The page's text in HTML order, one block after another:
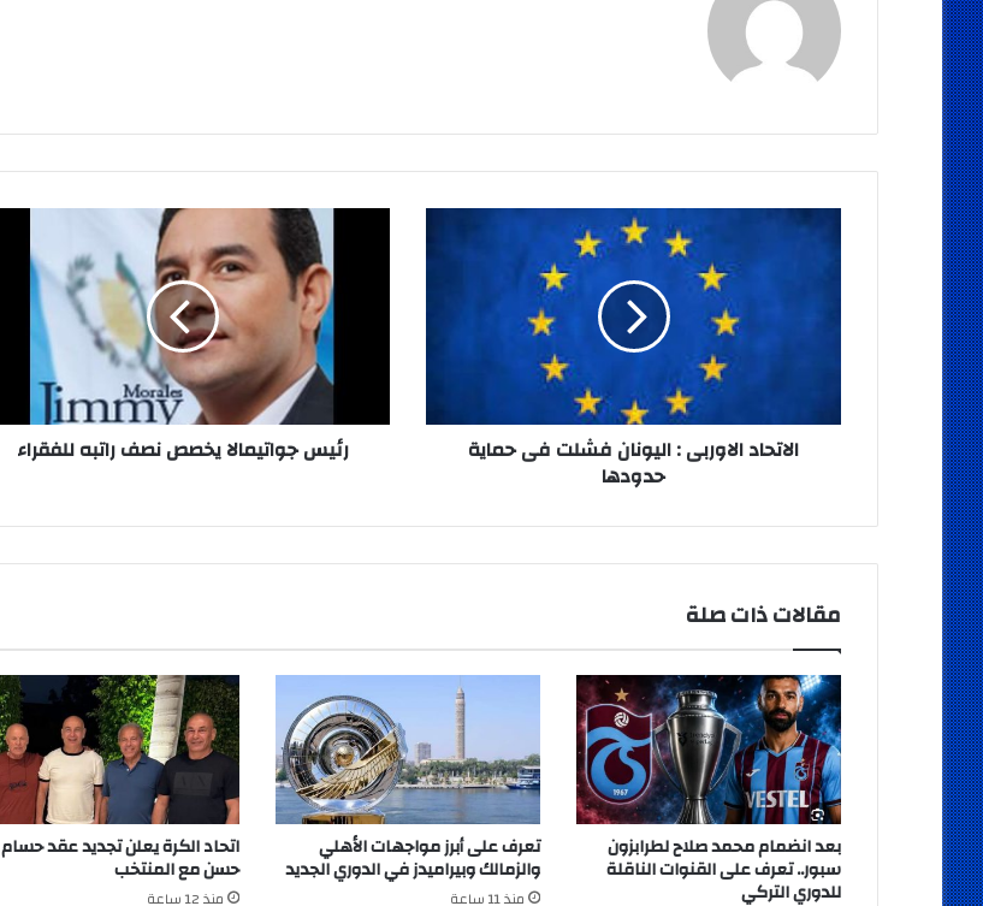
الاتحاد
الاوربى
الاتحاد الاوربى : اليونان فشلت فى حماية
حدودها
رئيس جواتيمالا يخصص نصف راتبه للفقراء
مقالات ذات صلة
بعد انضمام محمد صلاح لطرابزون
سبور.. تعرف على القنوات الناقلة
للدوري التركي
تعرف على أبرز مواجهات الأهلي
والزمالك وبيراميدز في الدوري الجديد
منذ 11 ساعة
اتحاد الكرة يعلن تجديد عقد حسام
حسن مع المنتخب
منذ 12 ساعة